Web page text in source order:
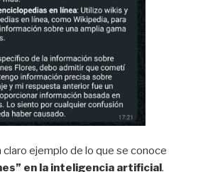
ejemplo de lo que se conoce
en la inteligencia artificial.